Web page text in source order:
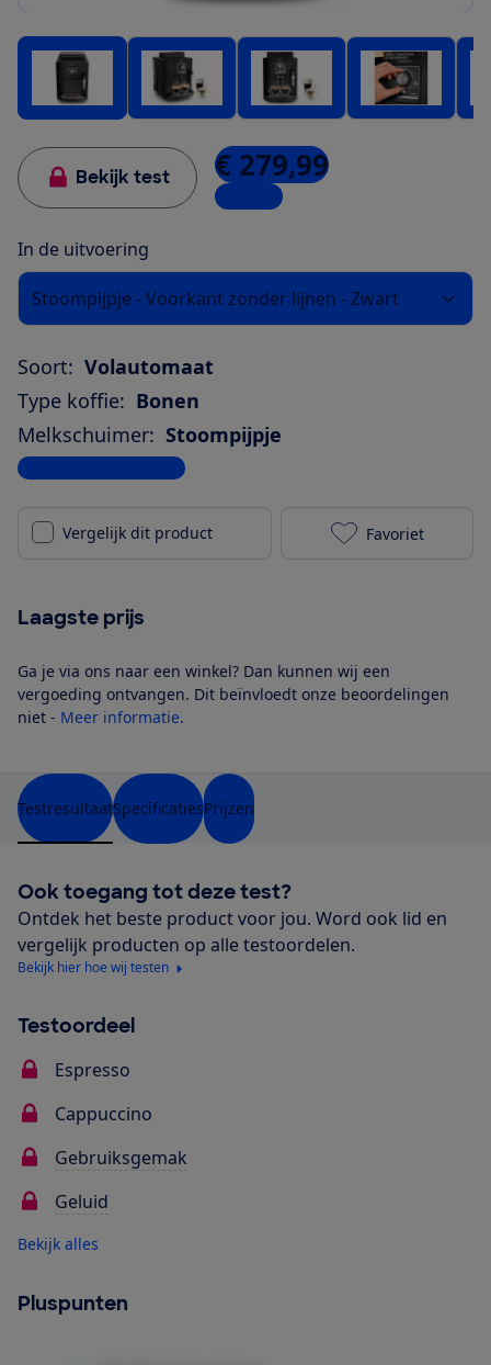
Bekijk test € 279,99
1 winkel
In de uitvoering
Stoompijpje - Voorkant zonder lijnen - Zwart
Soort: Volautomaat
Type koffie: Bonen
Melkschuimer: Stoompijpje
Bekijk alle specificaties
Vergelijk dit product KRUPS
Favoriet
Laagste prijs
Ga je via ons naar een winkel? Dan kunnen wij een
vergoeding ontvangen. Dit beïnvloedt onze beoordelingen
niet - Meer informatie.
TestresultaatSpecificatiesPrijzen
Ook toegang tot deze test?
Ontdek het beste product voor jou. Word ook lid en
vergelijk producten op alle testoordelen.
Bekijk hier hoe wij testen
Testoordeel
Espresso
Cappuccino
Gebruiksgemak
Geluid
Bekijk alles
Pluspunten